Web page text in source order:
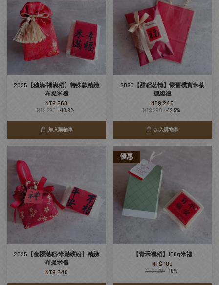
2025【穗滿‧福滿稻】特殊款精緻
布提米禮
NT$ 260
NT$ 290 -10.3%
加入購物車
2025【甜稻茗情】懷舊樸實米茶
糖組禮
NT$ 245
NT$ 280 -12.5%
加入購物車
2025【金櫻滿稻‧米滿繽紛】精緻
布提米禮
NT$ 240
優惠
【青禾福稻】150g米禮
NT$ 108
NT$ 120 -10%